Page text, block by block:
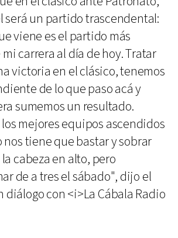
será un partido trascendental:
viene es el partido más
carrera al día de hoy. Tratar
victoria en el clásico, tenemos
de lo que paso acá y
sumemos un resultado.
mejores equipos ascendidos
nos tiene que bastar y sobrar
cabeza en alto, pero
de a tres el sábado", dijo el
diálogo con <i>La Cábala Radio